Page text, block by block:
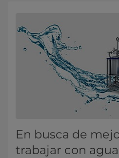
En busca de
trabajar con agua